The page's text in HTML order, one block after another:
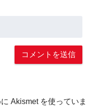
Akismet を使っていま